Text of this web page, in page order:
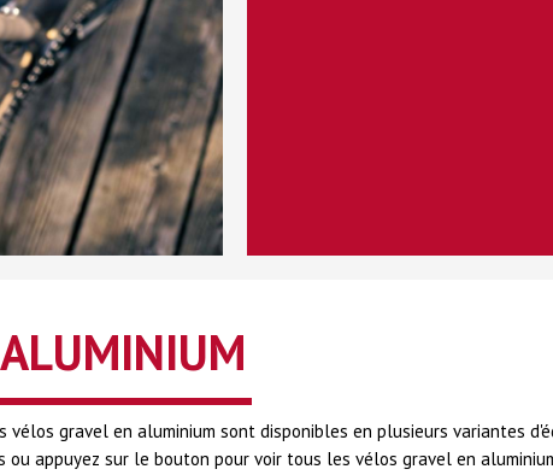
gravel en aluminium sont disponibles en plusieurs variantes
appuyez sur le bouton pour voir tous les vélos gravel en